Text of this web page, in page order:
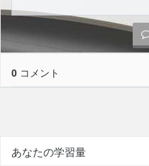
0 コメント
あなたの学習量